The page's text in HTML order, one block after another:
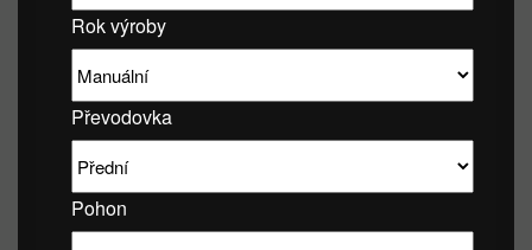
Rok výroby
Převodovka
Pohon